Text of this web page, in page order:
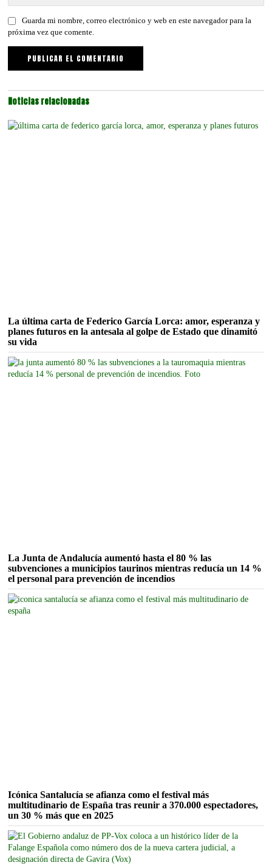
Guarda mi nombre, correo electrónico y web en este navegador para la
próxima vez que comente.
Noticias relacionadas
La última carta de Federico García Lorca: amor, esperanza y
planes futuros en la antesala al golpe de Estado que dinamitó
su vida
La Junta de Andalucía aumentó hasta el 80 % las
subvenciones a municipios taurinos mientras reducía un 14 %
el personal para prevención de incendios
Icónica Santalucía se afianza como el festival más
multitudinario de España tras reunir a 370.000 espectadores,
un 30 % más que en 2025